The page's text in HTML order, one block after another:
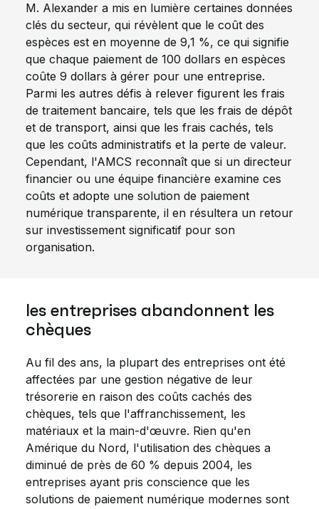
M. Alexander a mis en lumière certaines données
clés du secteur, qui révèlent que le coût des
espèces est en moyenne de 9,1 %, ce qui signifie
que chaque paiement de 100 dollars en espèces
coûte 9 dollars à gérer pour une entreprise.
Parmi les autres défis à relever figurent les frais
de traitement bancaire, tels que les frais de dépôt
et de transport, ainsi que les frais cachés, tels
que les coûts administratifs et la perte de valeur.
Cependant, l'AMCS reconnaît que si un directeur
financier ou une équipe financière examine ces
coûts et adopte une solution de paiement
numérique transparente, il en résultera un retour
sur investissement significatif pour son
organisation.
les entreprises abandonnent les
chèques
Au fil des ans, la plupart des entreprises ont été
affectées par une gestion négative de leur
trésorerie en raison des coûts cachés des
chèques, tels que l'affranchissement, les
matériaux et la main-d'œuvre. Rien qu'en
Amérique du Nord, l'utilisation des chèques a
diminué de près de 60 % depuis 2004, les
entreprises ayant pris conscience que les
solutions de paiement numérique modernes sont